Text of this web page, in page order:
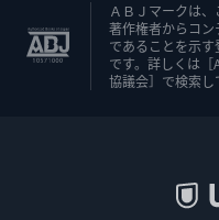
ＡＢＪマークは、
著作権者からコ
であることを示す
です。詳しくは
協議会］で検索し